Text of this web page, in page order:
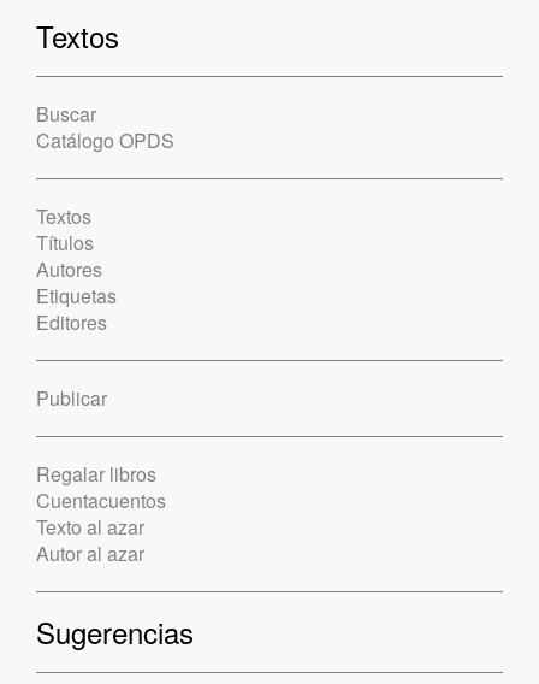
Textos
Buscar
Catálogo OPDS
Textos
Títulos
Autores
Etiquetas
Editores
Publicar
Regalar libros
Cuentacuentos
Texto al azar
Autor al azar
Sugerencias